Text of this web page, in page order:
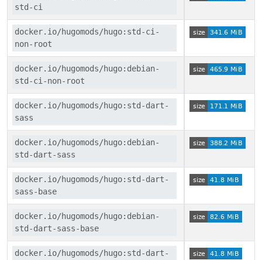
std-ci
docker.io/hugomods/hugo:std-ci-
non-root
docker.io/hugomods/hugo:debian-
std-ci-non-root
docker.io/hugomods/hugo:std-dart-
sass
docker.io/hugomods/hugo:debian-
std-dart-sass
docker.io/hugomods/hugo:std-dart-
sass-base
docker.io/hugomods/hugo:debian-
std-dart-sass-base
docker.io/hugomods/hugo:std-dart-